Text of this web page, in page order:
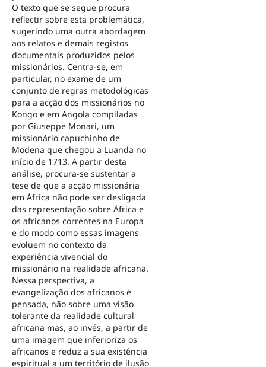
O texto que se segue procura
reflectir sobre esta problemática,
sugerindo uma outra abordagem
aos relatos e demais registos
documentais produzidos pelos
missionários. Centra-se, em
particular, no exame de um
conjunto de regras metodológicas
para a acção dos missionários no
Kongo e em Angola compiladas
por Giuseppe Monari, um
missionário capuchinho de
Modena que chegou a Luanda no
início de 1713. A partir desta
análise, procura-se sustentar a
tese de que a acção missionária
em África não pode ser desligada
das representação sobre África e
os africanos correntes na Europa
e do modo como essas imagens
evoluem no contexto da
experiência vivencial do
missionário na realidade africana.
Nessa perspectiva, a
evangelização dos africanos é
pensada, não sobre uma visão
tolerante da realidade cultural
africana mas, ao invés, a partir de
uma imagem que inferioriza os
africanos e reduz a sua existência
espiritual a um território de ilusão